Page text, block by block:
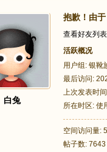
白兔
抱歉！由
查看好友列表
活跃概况
用户组: 银靴
最后访问:
上次发表时
所在时区: 使
空间访问量:
帖子数: 7643